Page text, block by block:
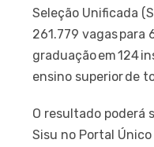
Seleção Unificada
261.779 vagas para
graduação em 124
ensino superior de
O resultado poderá
Sisu no Portal